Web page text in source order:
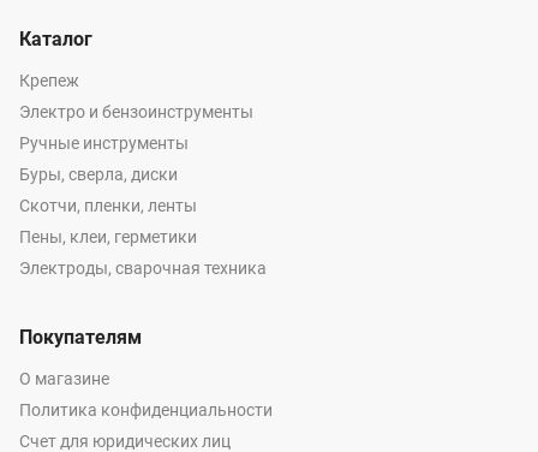
Каталог
Крепеж
Электро и бензоинструменты
Ручные инструменты
Буры, сверла, диски
Скотчи, пленки, ленты
Пены, клеи, герметики
Электроды, сварочная техника
Покупателям
О магазине
Политика конфиденциальности
Счет для юридических лиц